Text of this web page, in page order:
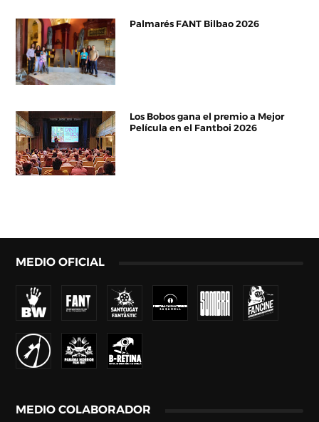
Palmarés FANT Bilbao 2026
Los Bobos gana el premio a Mejor
Película en el Fantboi 2026
MEDIO OFICIAL
MEDIO COLABORADOR